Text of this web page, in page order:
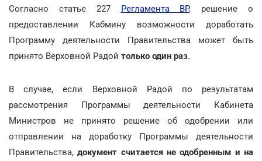
Согласно статье 227 Регламента ВР, решение о
предоставлении Кабмину возможности доработать
Программу деятельности Правительства может быть
принято Верховной Радой только один раз.
В случае, если Верховной Радой по результатам
рассмотрения Программы деятельности Кабинета
Министров не принято решение об одобрении или
отправлении на доработку Программы деятельности
Правительства,документ считается не одобренным и на